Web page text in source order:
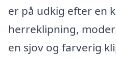
er på udkig efter en
herreklipning,
en sjov og farverig